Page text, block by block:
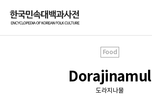
Food
Dorajinamul
도라지나물